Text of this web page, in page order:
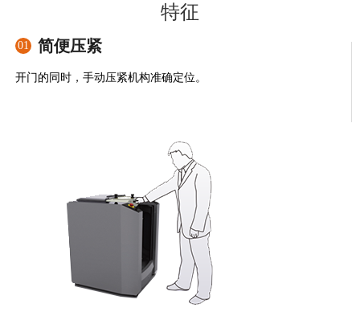
特征
01 简便压紧
开门的同时，手动压紧机构准确定位。